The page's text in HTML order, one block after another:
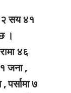
सय ४१
।
४६
जना ,
पर्सामा ७